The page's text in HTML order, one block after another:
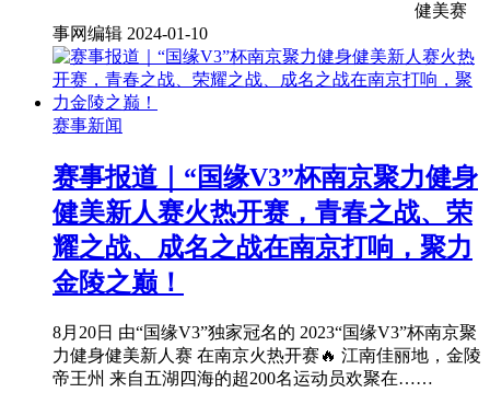
健美赛
事网编辑 2024-01-10
赛事新闻
赛事报道｜“国缘V3”杯南京聚力健身
健美新人赛火热开赛，青春之战、荣
耀之战、成名之战在南京打响，聚力
金陵之巅！
8月20日 由“国缘V3”独家冠名的 2023“国缘V3”杯南京聚
力健身健美新人赛 在南京火热开赛🔥 江南佳丽地，金陵
帝王州 来自五湖四海的超200名运动员欢聚在……